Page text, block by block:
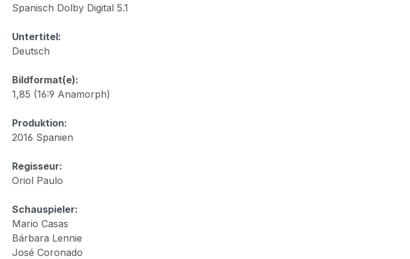
Spanisch Dolby Digital 5.1
Untertitel:
Deutsch
Bildformat(e):
1,85 (16:9 Anamorph)
Produktion:
2016 Spanien
Regisseur:
Oriol Paulo
Schauspieler:
Mario Casas
Bárbara Lennie
José Coronado